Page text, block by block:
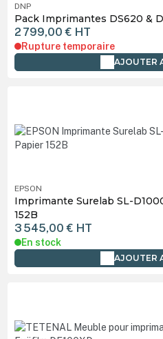
DNP
Pack Imprimantes DS620 &
2 799,00 € HT
Rupture temporaire
AJOUTER
EPSON
Imprimante Surelab SL-
152B
3 545,00 € HT
En stock
AJOUTER